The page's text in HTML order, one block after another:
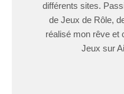
différents sites.
de Jeux de Rôle,
réalisé mon rêve et
Jeux sur